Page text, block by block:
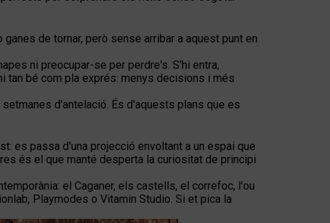
de tornar, però sense arribar a aquest punt en
ni preocupar-se per perdre's. S'hi entra,
tan bé com pla exprés: menys decisions i més
d'antelació. És d'aquests plans que es
es passa d'una projecció envoltant a un espai que
és el que manté desperta la curiositat de principi
el Caganer, els castells, el correfoc, l'ou
Playmodes o Vitamin Studio. Si et pica la